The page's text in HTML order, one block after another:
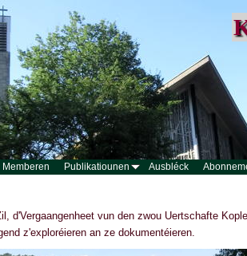
Memberen Publikatiounen Ausbléck
d'Vergaangenheet vun den zwou Uertschafte
z'exploréieren an ze dokumentéieren.